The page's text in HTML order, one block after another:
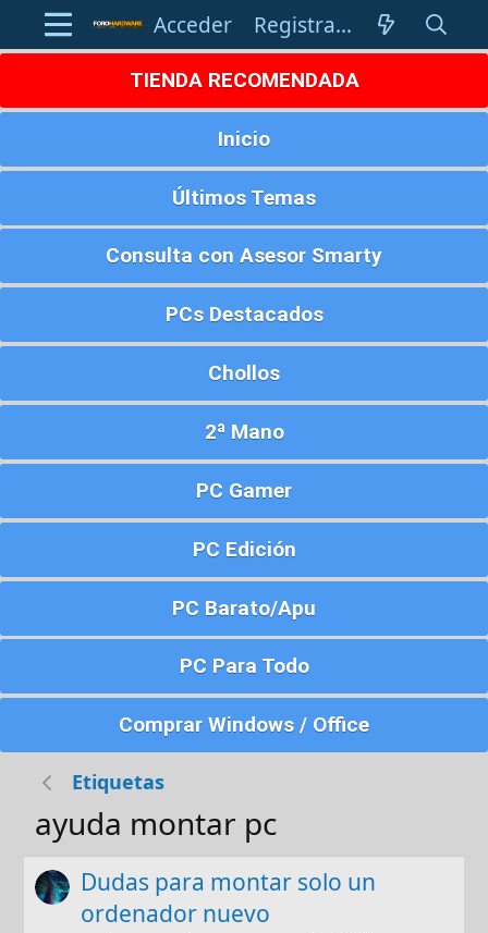
Acceder Registrarse
TIENDA RECOMENDADA
Inicio
Últimos Temas
Consulta con Asesor Smarty
PCs Destacados
Chollos
2ª Mano
PC Gamer
PC Edición
PC Barato/Apu
PC Para Todo
Comprar Windows / Office
Etiquetas
ayuda montar pc
Dudas para montar solo un
ordenador nuevo